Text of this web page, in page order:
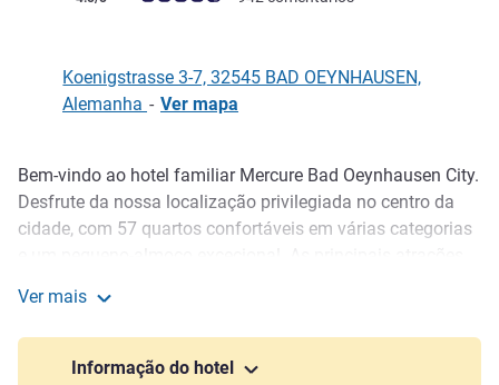
Koenigstrasse 3-7, 32545 BAD OEYNHAUSEN,
Alemanha - Ver mapa
Descrição
Bem-vindo ao hotel familiar Mercure Bad Oeynhausen City.
Desfrute da nossa localização privilegiada no centro da
cidade, com 57 quartos confortáveis em várias categorias
o spa Bali Therme e o parque termal desenhado por Lenné,
que apresenta as icónicas colunatas Wandelhalle e o
Kaiserpalais.
Ver mais
Informação do hotel